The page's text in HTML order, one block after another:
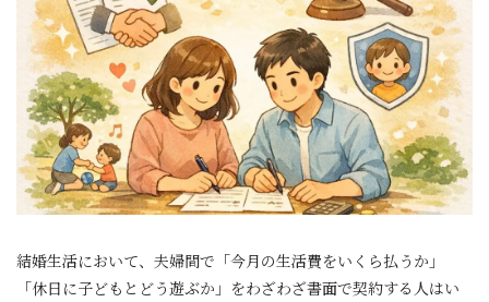
結婚生活において、夫婦間で「今月の生活費をいくら払うか」
「休日に子どもとどう遊ぶか」をわざわざ書面で契約する人はい